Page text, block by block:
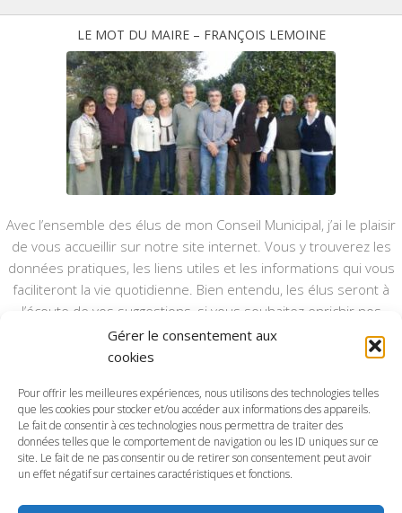
Gérer le consentement aux
cookies
Pour offrir les meilleures expériences, nous utilisons des technologies telles
que les cookies pour stocker et/ou accéder aux informations des appareils.
Le fait de consentir à ces technologies nous permettra de traiter des
données telles que le comportement de navigation ou les ID uniques sur ce
site. Le fait de ne pas consentir ou de retirer son consentement peut avoir
un effet négatif sur certaines caractéristiques et fonctions.
LE MOT DU MAIRE – FRANÇOIS LEMOINE
Avec l’ensemble des élus de mon Conseil Municipal, j’ai le plaisir
de vous accueillir sur notre site internet. Vous y trouverez les
données pratiques, les liens utiles et les informations qui vous
faciliteront la vie quotidienne. Bien entendu, les élus seront à
l’écoute de vos suggestions, si vous souhaitez enrichir nos
rubriques ou nos informations.
Ce type de communication vient en complément du bulletin
annuel, nous le ferons vivre et il sera actualisé pour mieux vous
informer.
Bonne visite à toutes et à tous.